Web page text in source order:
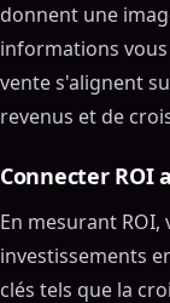
donnent une
informations
vente s'alignent
revenus et de
Connecter ROI
En mesurant
investissements
clés tels que la